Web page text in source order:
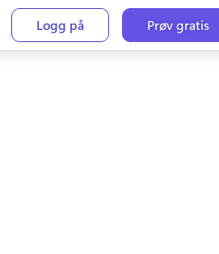
Logg på
Prøv gratis